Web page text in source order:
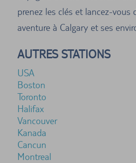
prenez les clés et lancez-vous
aventure à Calgary et ses
AUTRES STATIONS
USA
Boston
Toronto
Halifax
Vancouver
Kanada
Cancun
Montreal